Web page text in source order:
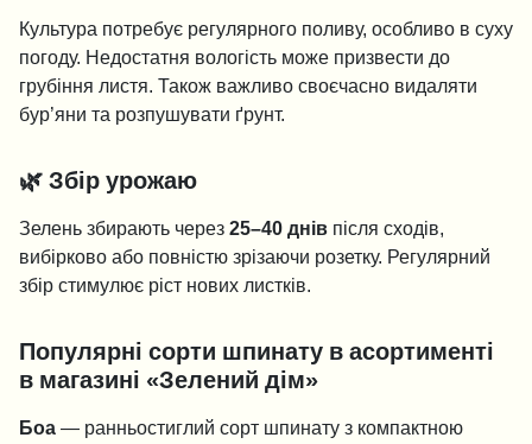
Культура потребує регулярного поливу, особливо в суху
погоду. Недостатня вологість може призвести до
грубіння листя. Також важливо своєчасно видаляти
бур’яни та розпушувати ґрунт.
🌿 Збір урожаю
Зелень збирають через 25–40 днів після сходів,
вибірково або повністю зрізаючи розетку. Регулярний
збір стимулює ріст нових листків.
Популярні сорти шпинату в асортименті
в магазині «Зелений дім»
Боа — ранньостиглий сорт шпинату з компактною